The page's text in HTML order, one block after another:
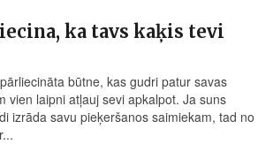
ka tavs kaķis tevi
būtne, kas gudri patur savas
vien laipni atļauj sevi apkalpot. Ja suns
izrāda savu pieķeršanos saimiekam, tad no